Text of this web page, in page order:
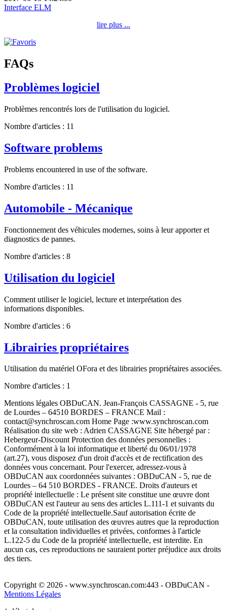
Interface ELM
lire plus ...
FAQs
Problèmes logiciel
Problèmes rencontrés lors de l'utilisation du logiciel.
Nombre d'articles : 11
Software problems
Problems encountered in use of the software.
Nombre d'articles : 11
Automobile - Mécanique
Fonctionnement des véhicules modernes, soins à leur apporter et
diagnostics de pannes.
Nombre d'articles : 8
Utilisation du logiciel
Comment utiliser le logiciel, lecture et interprétation des
informations disponibles.
Nombre d'articles : 6
Librairies propriétaires
Utilisation du matériel OFora et des librairies propriétaires associées.
Nombre d'articles : 1
Mentions légales OBDuCAN. Jean-François CASSAGNE - 5, rue
de Lourdes – 64510 BORDES – FRANCE Mail :
contact@synchroscan.com Home Page :www.synchroscan.com
Réalisation du site web : Adrien CASSAGNE Site hébergé par :
Hebergeur-Discount Protection des données personnelles :
Conformément à la loi informatique et liberté du 06/01/1978
(art.27), vous disposez d'un droit d'accès et de rectification des
données vous concernant. Pour l'exercer, adressez-vous à
OBDuCAN aux coordonnées suivantes : OBDuCAN - 5, rue de
Lourdes – 64 510 BORDES - FRANCE. Droits d'auteurs et
propriété intellectuelle : Le présent site constitue une œuvre dont
OBDuCAN est l'auteur au sens des articles L.111-1 et suivants du
Code de la propriété intellectuelle.Sauf autorisation écrite de
OBDuCAN, toute utilisation des œuvres autres que la reproduction
et la consultation individuelles et privées, conformes à l'article
L.122-5 du Code de la propriété intellectuelle, est interdite. En
aucun cas, ces reproductions ne sauraient porter préjudice aux droits
des tiers.
Copyright © 2026 - www.synchroscan.com:443 - OBDuCAN -
Mentions Légales